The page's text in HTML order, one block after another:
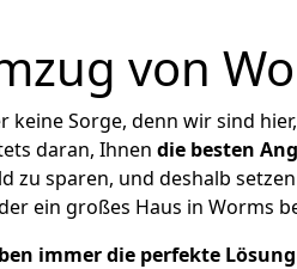
von
Sorge, denn wir sind
daran, Ihnen die besten
zu sparen, und deshalb
ein großes Haus in Worms
immer die perfekte